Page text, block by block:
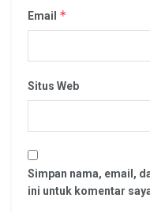
Email *
Situs Web
Simpan nama, email,
ini untuk komentar